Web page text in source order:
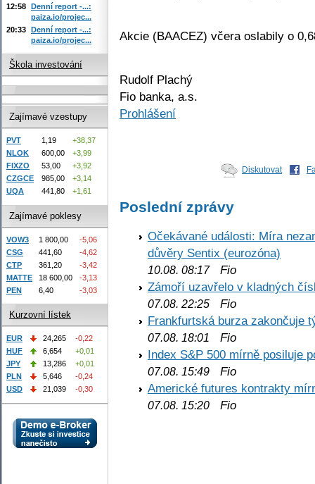
Akcie (BAACEZ) včera oslabily o
Rudolf Plachý
Fio banka, a.s.
Prohlášení
Diskutovat
Poslední zprávy
Očekávané události: Míra
důvěry Sentix (eurozóna)
10.08. 08:17Fio
Zámoří uzavřelo v kladných
07.08. 22:25 Fio
Frankfurtská burza zakončuje
07.08. 18:01
Fio
Index S&P 500 mírně posiluje
07.08. 15:49 Fio
Americké futures kontrakty
07.08. 15:20 Fio
12:58 Denní report -...:
paiza.io/projec...
20:33 Denní report -...:
paiza.io/projec...
Škola investování
Zajímavé vzestupy
PVT 1,19
+38,37
NLOK
600,00
+3,99
FIXZO
53,00
+3,92
CZGCE
985,00
+3,14
UQA
441,80 +1,61
Zajímavé poklesy
VOW3 1 800,00
-5,06
CSG
441,60
-4,62
CTP
361,20
-3,42
MATTE
18 600,00
-3,13
PEN
6,40 -3,03
Kurzovní lístek
EUR 24,265
-0,22
HUF
6,654
+0,01
JPY
13,286
+0,01
PLN
5,646
-0,24
USD
21,039 -0,30